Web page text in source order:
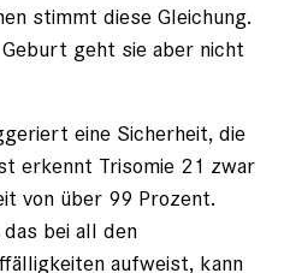
stimmt diese Gleichung.
geht sie aber nicht
eine Sicherheit, die
erkennt Trisomie 21 zwar
von über 99 Prozent.
das bei all den
aufweist, kann